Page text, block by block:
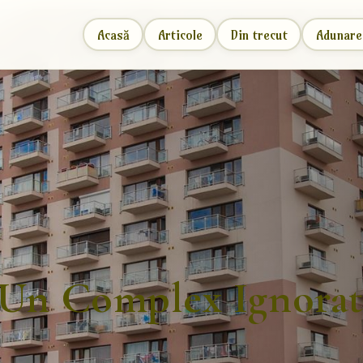
Acasă Articole Din trecut
Complex